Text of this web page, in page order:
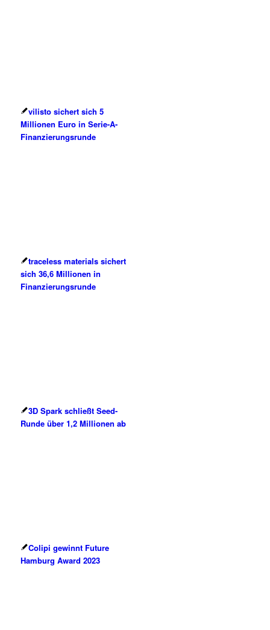
vilisto sichert sich 5
Millionen Euro in Serie-A-
Finanzierungsrunde
traceless materials sichert
sich 36,6 Millionen in
Finanzierungsrunde
3D Spark schließt Seed-
Runde über 1,2 Millionen ab
Colipi gewinnt Future
Hamburg Award 2023